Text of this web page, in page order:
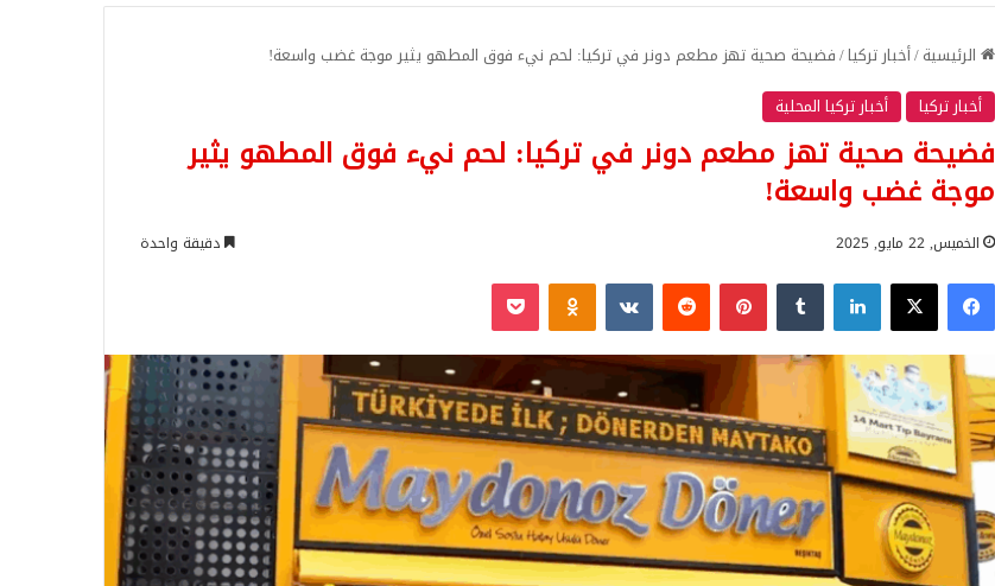
الرئيسية/أخبار تركيا/فضيحة صحية تهز مطعم دونر في تركيا: لحم نيء فوق المطهو يثير موجة غضب واسعة!
أخبار تركيا
أخبار تركيا المحلية
فضيحة صحية تهز مطعم دونر في تركيا: لحم نيء فوق المطهو يثير
موجة غضب واسعة!
الخميس, 22 مايو, 2025 دقيقة واحدة
فيسبوك‫X لينكدإن بينتيريست Odnoklassniki
‫Pocket